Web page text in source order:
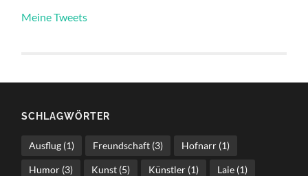
Meine Tweets
SCHLAGWÖRTER
Ausflug (1) Freundschaft (3) Hofnarr (1)
Humor (3) Kunst (5) Künstler (1) Laie (1)